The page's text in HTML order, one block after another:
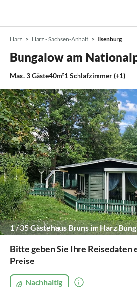
Harz Harz - Sachsen-Anhalt Ilsenburg
Bungalow am
Max.3Gäste40m²1Schlafzimmer (+1)
1/35Gästehaus Bruns im Harz
Bitte geben Sie Ihre Reisedaten
Preise
Nachhaltig